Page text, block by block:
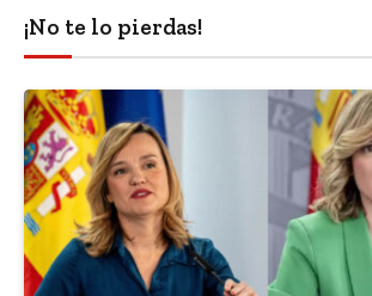
¡No te lo pierdas!